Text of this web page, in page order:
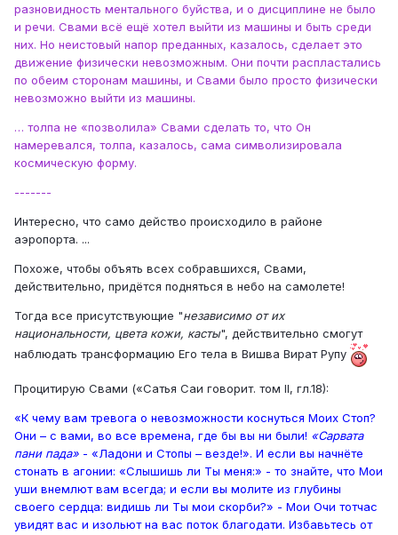
разновидность ментального буйства, и о дисциплине не было
и речи. Свами всё ещё хотел выйти из машины и быть среди
них. Но неистовый напор преданных, казалось, сделает это
движение физически невозможным. Они почти распластались
по обеим сторонам машины, и Свами было просто физически
невозможно выйти из машины.
… толпа не «позволила» Свами сделать то, что Он
намеревался, толпа, казалось, сама символизировала
космическую форму.
-------
Интересно, что само действо происходило в районе
аэропорта. ...
Похоже, чтобы объять всех собравшихся, Свами,
действительно, придётся подняться в небо на самолете!
Тогда все присутствующие "независимо от их
национальности, цвета кожи, касты", действительно смогут
наблюдать трансформацию Его тела в Вишва Вират Рупу
Процитирую Свами («Сатья Саи говорит. том II, гл.18):
«К чему вам тревога о невозможности коснуться Моих Стоп?
Они – с вами, во все времена, где бы вы ни были! «Сарвата
пани пада» - «Ладони и Стопы – везде!». И если вы начнёте
стонать в агонии: «Слышишь ли Ты меня:» - то знайте, что Мои
уши внемлют вам всегда; и если вы молите из глубины
своего сердца: видишь ли Ты мои скорби?» - Мои Очи тотчас
увидят вас и изольют на вас поток благодати. Избавьтесь от